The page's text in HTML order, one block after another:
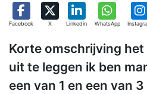
Facebook X Linkedin WhatsApp
Korte omschrijving
uit te leggen ik ben
een van 1 en een van